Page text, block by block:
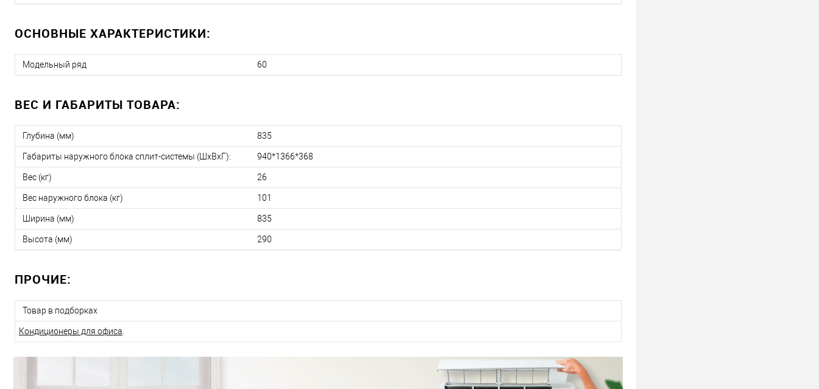
ОСНОВНЫЕ ХАРАКТЕРИСТИКИ:
Модельный ряд 60
ВЕС И ГАБАРИТЫ ТОВАРА:
Глубина (мм) 835
Габариты наружного блока сплит-системы (ШxВxГ): 940*1366*368
Вес (кг) 26
Вес наружного блока (кг) 101
Ширина (мм) 835
Высота (мм) 290
ПРОЧИЕ:
Товар в подборках
Кондиционеры для офиса.